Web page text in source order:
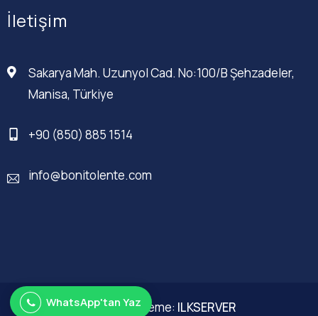
İletişim
Sakarya Mah. Uzunyol Cad. No:100/B Şehzadeler,
Manisa, Türkiye
+90 (850) 885 1514
info@bonitolente.com
Web Düzenleme: ILKSERVER
WhatsApp'tan Yaz